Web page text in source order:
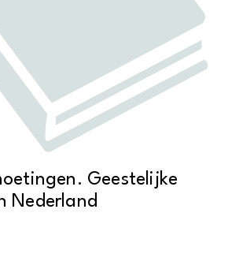
Geestelijke
Nederland